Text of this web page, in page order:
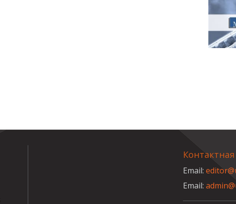
Email:
Email: